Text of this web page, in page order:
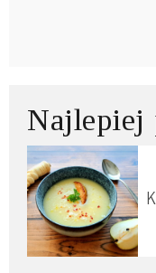
Najlepiej